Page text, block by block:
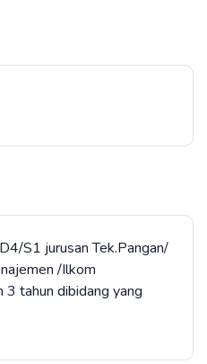
S1 jurusan Tek.Pangan/
/Ilkom
3 tahun dibidang yang